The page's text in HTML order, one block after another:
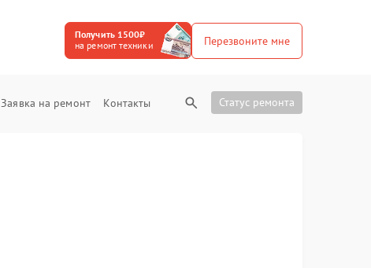
Получить 1500₽
на ремонт техники
Перезвоните мне
Заявка на ремонт Контакты Статус ремонта